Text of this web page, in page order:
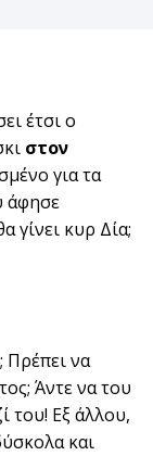
έτσι ο
στον
για τα
άφησε
γίνει κυρ Δία;
Πρέπει να
Άντε να του
του! Εξ άλλου,
και